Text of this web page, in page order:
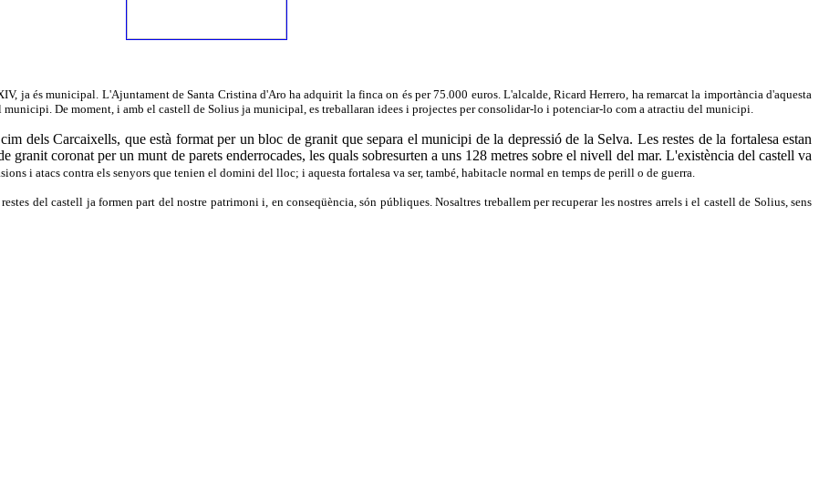
ja és municipal. L'Ajuntament de Santa Cristina d'Aro ha adquirit la finca on és per 75.000 euros. L'alcalde, Ricard Herrero, ha remarcat la importància d'aquesta
De moment, i amb el castell de Solius ja municipal, es treballaran idees i projectes per consolidar-lo i potenciar-lo com a atractiu del municipi.
dels Carcaixells, que està format per un bloc de granit que separa el municipi de la depressió de la Selva. Les restes de la fortalesa estan
granit coronat per un munt de parets enderrocades, les quals sobresurten a uns 128 metres sobre el nivell del mar. L'existència del castell va
i atacs contra els senyors que tenien el domini del lloc; i aquesta fortalesa va ser, també, habitacle normal en temps de perill o de guerra.
del castell ja formen part del nostre patrimoni i, en conseqüència, són públiques. Nosaltres treballem per recuperar les nostres arrels i el castell de Solius, sens